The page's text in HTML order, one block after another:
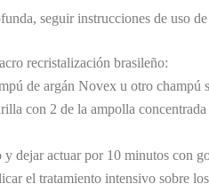
seguir instrucciones de uso
recristalización brasileño:
de argán Novex u otro champú
con 2 de la ampolla
dejar actuar por 10 minutos con
el tratamiento intensivo sobre